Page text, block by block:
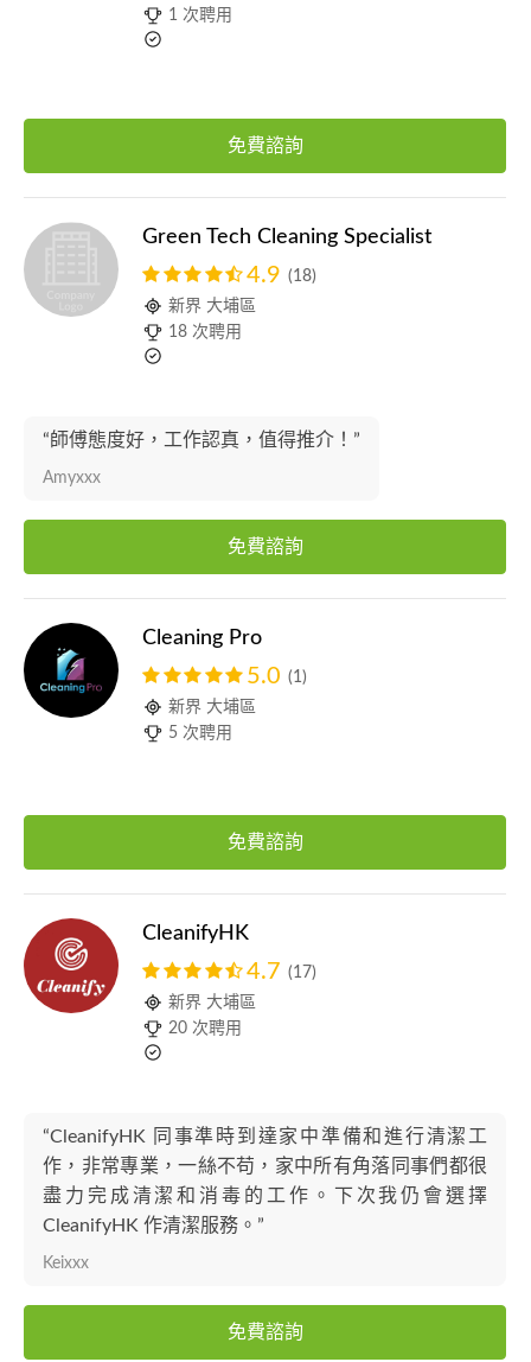
1 次聘用
免費諮詢
Green Tech Cleaning Specialist
4.9 (18)
新界 大埔區
18 次聘用
“師傅態度好，工作認真，值得推介！”
Amyxxx
免費諮詢
Cleaning Pro
5.0 (1)
新界 大埔區
5 次聘用
免費諮詢
CleanifyHK
4.7 (17)
新界 大埔區
20 次聘用
“CleanifyHK 同事準時到達家中準備和進行清潔工
作，非常專業，一絲不苟，家中所有角落同事們都很
盡力完成清潔和消毒的工作。下次我仍會選擇
CleanifyHK 作清潔服務。”
Keixxx
免費諮詢